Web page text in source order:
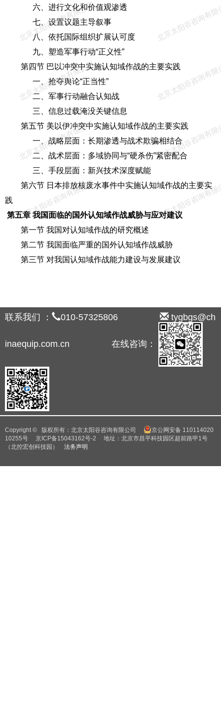
六、进行文化和价值观渗透
七、设置议题主导叙事
八、依托国际组织扩展认可度
九、塑造军事行动“正义性”
第四节 巴以冲突中实施认知域作战的主要实践
一、抢夺舆论“正当性”
二、军事行动融合认知战
三、信息过载淹没关键信息
第五节 美以伊冲突中实施认知域作战的主要实践
一、战略层面：长期渗透与战术欺骗相结合
二、战术层面：多域协同与“硬杀伤”紧密配合
三、手段层面：新兴技术深度赋能
第六节 日本排放核废水事件中实施认知域作战的主要实
践
第五章 我国面临的国外认知域作战威胁与应对建议
第一节 我国对认知域作战的研究概述
第二节 我国面临严重的国外认知域作战威胁
第三节 对我国认知域作战能力建设与发展建议
北京太阳谷咨询有限公司
北京太阳谷咨询
北京太阳谷咨询有限公司
北京太阳谷咨询有
北京太阳谷咨询有限公司
北京太阳谷咨询有
北京太阳谷咨询有限公司
北京太阳谷咨询有
联系我们 ： 010-57325806 tygbgs@ch
inaequip.com.cn 在线咨询：
Copyright © 版权所有：北京太阳谷咨询有限公司
京公网安备 110114020
10255号
京ICP备15043162号-2 地址：北京市昌平科技园区超前路甲1号
（北控宏创科技园） 法务声明